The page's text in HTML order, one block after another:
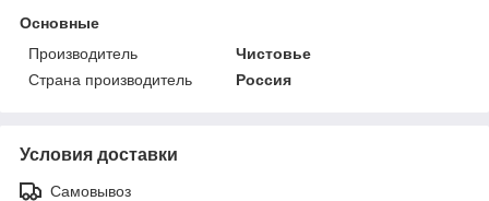
Основные
Производитель
Чистовье
Страна производитель
Россия
Условия доставки
Самовывоз